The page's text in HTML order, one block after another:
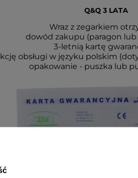
Q&Q 3 LATA
Wraz z zegarkiem
dowód zakupu (paragon lub
3-letnią kartę
obsługi w języku polskim
opakowanie - puszka lub